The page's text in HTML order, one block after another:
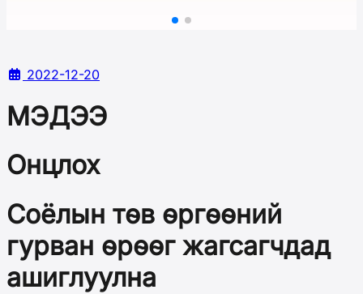
2022-12-20
МЭДЭЭ
Онцлох
Соёлын төв өргөөний
гурван өрөөг жагсагчдад
ашиглуулна